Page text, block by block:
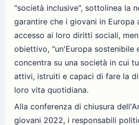
"società inclusive", sottolinea la
garantire che i giovani in Europa
accesso ai loro diritti sociali,
obiettivo, "un'Europa sostenibile
concentra su una società in cui
attivi, istruiti e capaci di fare la
loro vita quotidiana.
Alla conferenza di chiusura
giovani 2022, i responsabili